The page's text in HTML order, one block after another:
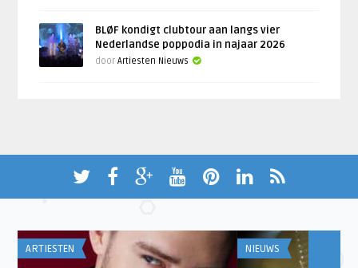
BLØF kondigt clubtour aan langs vier
Nederlandse poppodia in najaar 2026
doorArtiesten Nieuws
ARTIESTEN NIEUWS